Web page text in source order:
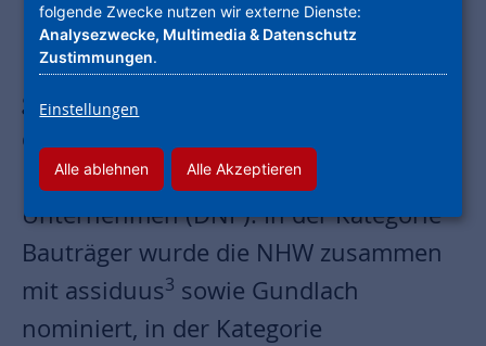
Die Unternehmensgruppe Nassauische
Heimstätte | Wohnstadt (NHW) ist
gleich in zwei Kategorien unter den
drei Finalisten des Deutschen
Nachhaltigkeitspreises für
Unternehmen (DNP). In der Kategorie
Bauträger wurde die NHW zusammen
mit assiduus3 sowie Gundlach
nominiert, in der Kategorie
folgende Zwecke nutzen wir externe Dienste:
Analysezwecke, Multimedia & Datenschutz
Zustimmungen.
Einstellungen
Alle ablehnen Alle Akzeptieren